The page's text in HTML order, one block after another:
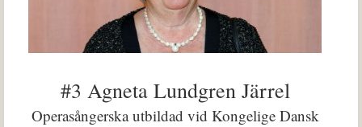
#3 Agneta Lundgren Järrel
Operasångerska utbildad vid Kongelige Dansk